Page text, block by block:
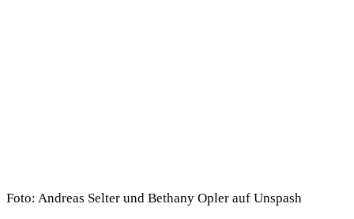
Foto: Andreas Selter und Bethany Opler auf Unspash